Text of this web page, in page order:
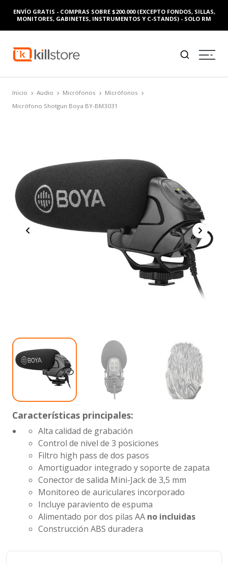
ENVÍO GRATIS - COMPRAS SOBRE $200.000 (EXCEPTO FONDOS, SILLAS,
MONITORES, GABINETES, INSTRUMENTOS Y C-STANDS) - SOLO RM
Inicio Audio Micrófonos
Micrófonos
Micrófono Shotgun Boya BY-BM3031
Características principales:
Alta calidad de grabación
Control de nivel de 3 posiciones
Filtro high pass de dos pasos
Amortiguador integrado y soporte de zapata
Conector de salida Mini-Jack de 3,5 mm
Monitoreo de auriculares incorporado
Incluye paraviento de espuma
Alimentado por dos pilas AA no incluidas
Construcción ABS duradera